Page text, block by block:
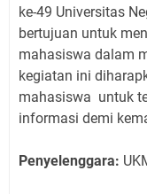
ke-49 Universitas
bertujuan untuk
mahasiswa dalam
kegiatan ini
mahasiswa untuk
informasi demi
Penyelenggara: